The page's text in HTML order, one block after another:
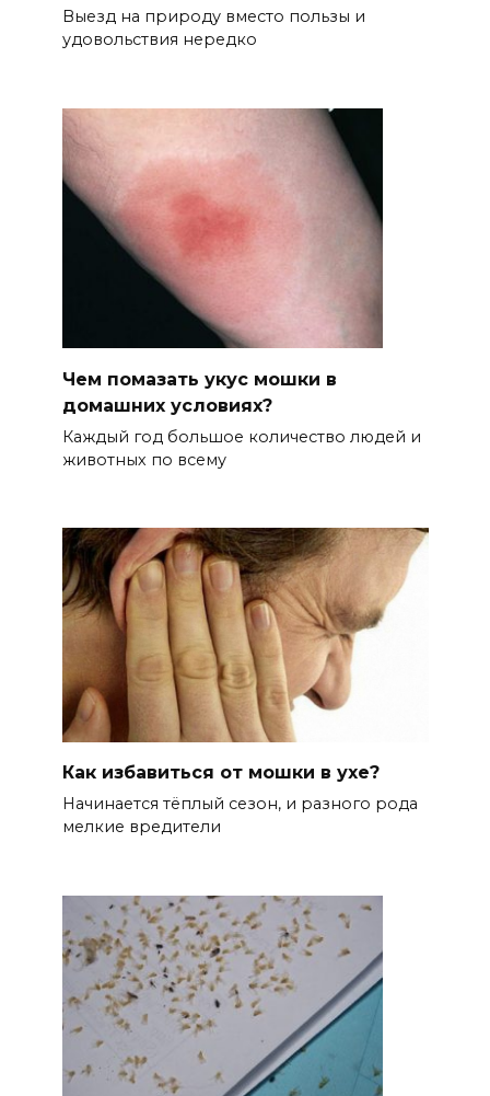
Выезд на природу вместо пользы и
удовольствия нередко
Чем помазать укус мошки в
домашних условиях?
Каждый год большое количество людей и
животных по всему
Как избавиться от мошки в ухе?
Начинается тёплый сезон, и разного рода
мелкие вредители